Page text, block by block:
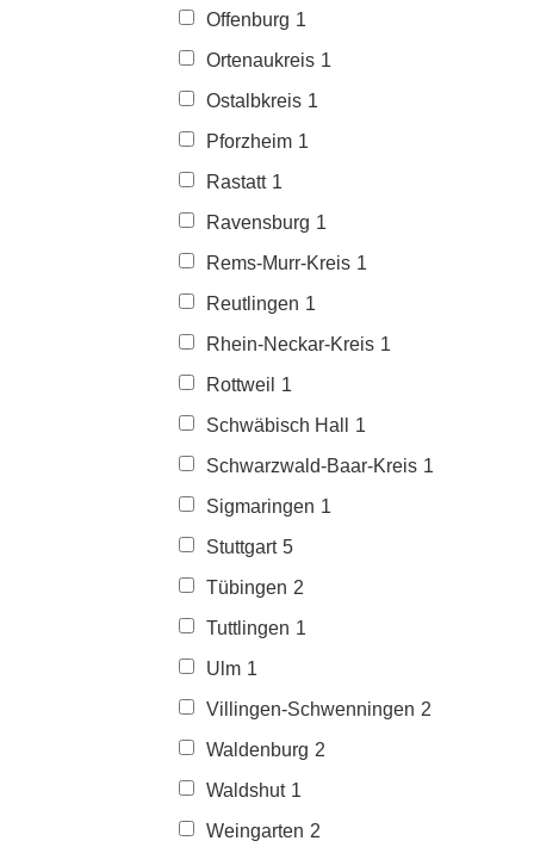
Offenburg 1
Ortenaukreis 1
Ostalbkreis 1
Pforzheim 1
Rastatt 1
Ravensburg 1
Rems-Murr-Kreis 1
Reutlingen 1
Rhein-Neckar-Kreis 1
Rottweil
1
Schwäbisch Hall
1
Schwarzwald-Baar-Kreis 1
Sigmaringen 1
Stuttgart 5
Tübingen 2
Tuttlingen 1
Ulm 1
Villingen-Schwenningen 2
Waldenburg 2
Waldshut 1
Weingarten 2